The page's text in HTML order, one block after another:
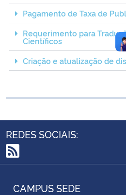
Secretaria-Geral
Secretaria de Governo
Gabinete de Segurança Institucional
Planalto
Pagamento de Taxa de
Requerimento para
Científicos
Criação e atualização de
REDES SOCIAIS:
RSS
CAMPUS SEDE